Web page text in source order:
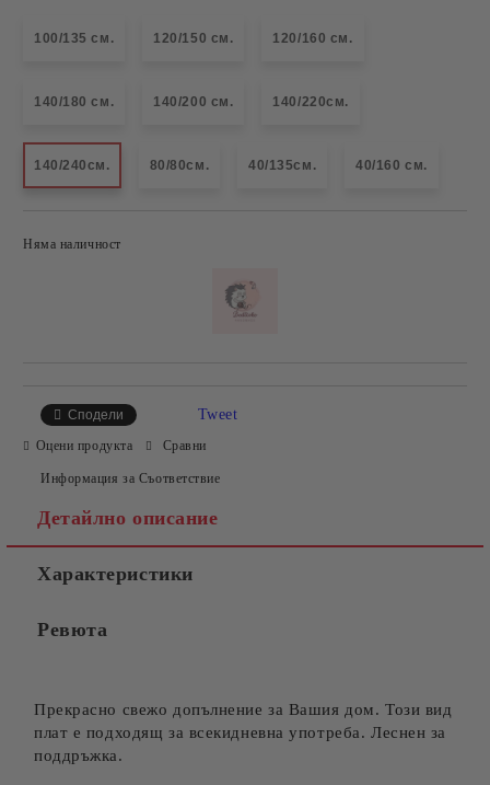
100/135 см. 120/150 см. 120/160 см.
140/180 см. 140/200 см. 140/220см.
140/240см. 80/80см. 40/135см. 40/160 см.
Няма наличност
Сподели Tweet
Оцени продукта Сравни
Информация за Съответствие
Детайлно описание
Характеристики
Ревюта
Прекрасно свежо допълнение за Вашия дом. Този вид
плат е подходящ за всекидневна употреба. Леснен за
поддръжка.